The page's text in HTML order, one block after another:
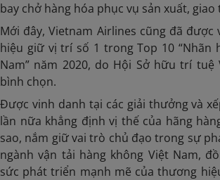
bay chở hàng hóa phục vụ sản xuất,
Mới đây, Vietnam Airlines cũng đã được
hiệu giữ vị trí số 1 trong Top 10 “Nhãn
Nam” năm 2020, do Hội Sở hữu trí tuệ
bình chọn.
Được vinh danh tại các giải thưởng và
lần nữa khẳng định vị thế của hãng
sao, nắm giữ vai trò chủ đạo trong sự
ngành vận tải hàng không Việt Nam,
sức phát triển mạnh mẽ của thương